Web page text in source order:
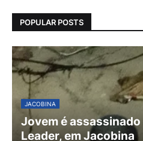
POPULAR POSTS
JACOBINA
Jovem é
Leader, em Jacobina